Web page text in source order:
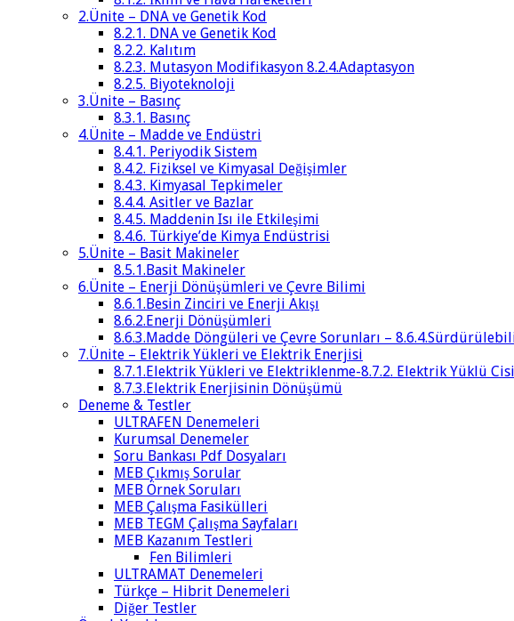
2.Ünite – DNA ve Genetik Kod
8.2.1. DNA ve Genetik Kod
8.2.2. Kalıtım
8.2.3. Mutasyon Modifikasyon 8.2.4.Adaptasyon
8.2.5. Biyoteknoloji
3.Ünite – Basınç
8.3.1. Basınç
4.Ünite – Madde ve Endüstri
8.4.1. Periyodik Sistem
8.4.2. Fiziksel ve Kimyasal Değişimler
8.4.3. Kimyasal Tepkimeler
8.4.4. Asitler ve Bazlar
8.4.5. Maddenin Isı ile Etkileşimi
8.4.6. Türkiye’de Kimya Endüstrisi
5.Ünite – Basit Makineler
8.5.1.Basit Makineler
6.Ünite – Enerji Dönüşümleri ve Çevre Bilimi
8.6.1.Besin Zinciri ve Enerji Akışı
8.6.2.Enerji Dönüşümleri
8.6.3.Madde Döngüleri ve Çevre Sorunları –
7.Ünite – Elektrik Yükleri ve Elektrik Enerjisi
8.7.1.Elektrik Yükleri ve Elektriklenme-8.7.2. Elektrik Yüklü
8.7.3.Elektrik Enerjisinin Dönüşümü
Deneme & Testler
ULTRAFEN Denemeleri
Kurumsal Denemeler
Soru Bankası Pdf Dosyaları
MEB Çıkmış Sorular
MEB Örnek Soruları
MEB Çalışma Fasikülleri
MEB TEGM Çalışma Sayfaları
MEB Kazanım Testleri
Fen Bilimleri
ULTRAMAT Denemeleri
Türkçe – Hibrit Denemeleri
Diğer Testler